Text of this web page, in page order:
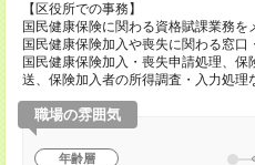
【区役所での事務】
国民健康保険に関わる資格賦課業務を
国民健康保険加入や喪失に関わる窓
国民健康保険加入・喪失申請処理、
送、保険加入者の所得調査・入力処理
職場の雰囲気
年齢層